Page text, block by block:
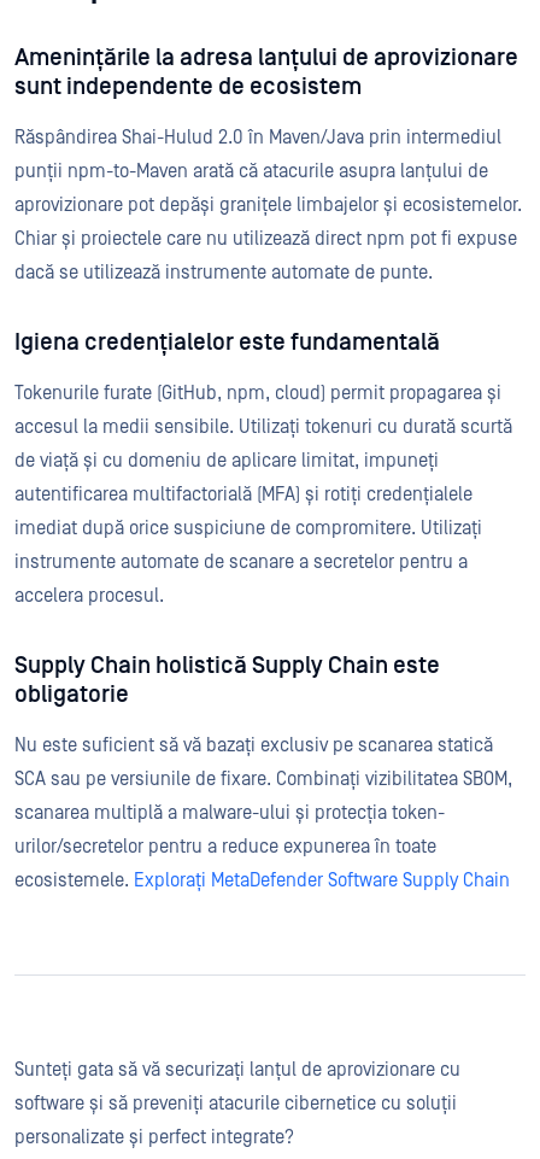
Amenințările la adresa lanțului de aprovizionare
sunt independente de ecosistem
Răspândirea Shai-Hulud 2.0 în Maven/Java prin intermediul
punții npm-to-Maven arată că atacurile asupra lanțului de
aprovizionare pot depăși granițele limbajelor și ecosistemelor.
Chiar și proiectele care nu utilizează direct npm pot fi expuse
dacă se utilizează instrumente automate de punte.
Igiena credențialelor este fundamentală
Tokenurile furate (GitHub, npm, cloud) permit propagarea și
accesul la medii sensibile. Utilizați tokenuri cu durată scurtă
de viață și cu domeniu de aplicare limitat, impuneți
autentificarea multifactorială (MFA) și rotiți credențialele
imediat după orice suspiciune de compromitere. Utilizați
instrumente automate de scanare a secretelor pentru a
accelera procesul.
Supply Chain holistică Supply Chain este
obligatorie
Nu este suficient să vă bazați exclusiv pe scanarea statică
SCA sau pe versiunile de fixare. Combinați vizibilitatea SBOM,
scanarea multiplă a malware-ului și protecția token-
urilor/secretelor pentru a reduce expunerea în toate
ecosistemele. Explorați MetaDefender Software Supply Chain
Sunteți gata să vă securizați lanțul de aprovizionare cu
software și să preveniți atacurile cibernetice cu soluții
personalizate și perfect integrate?